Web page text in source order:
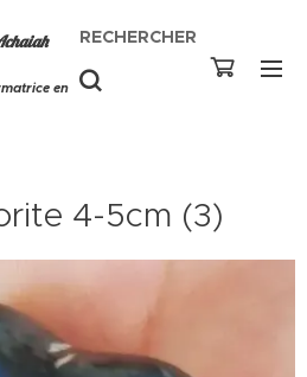
en
RECHERCHER
4-5cm (3)